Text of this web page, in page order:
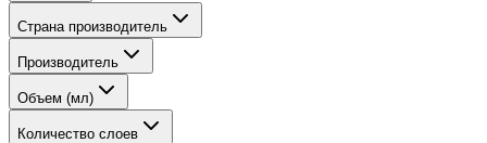
Страна производитель
Производитель
Объем (мл)
Количество слоев